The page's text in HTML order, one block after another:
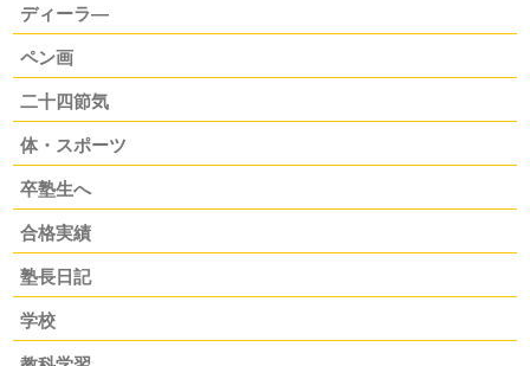
ディーラ―
ペン画
二十四節気
体・スポーツ
卒塾生へ
合格実績
塾長日記
学校